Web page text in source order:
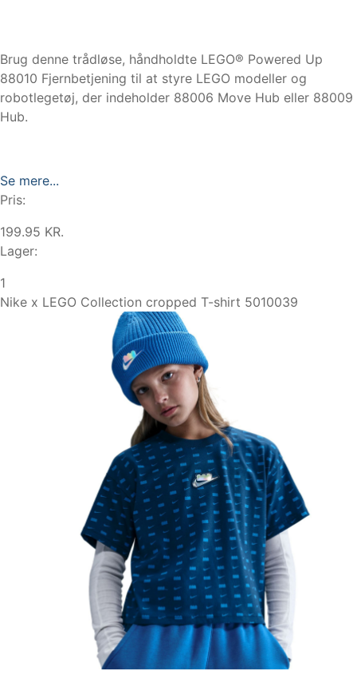
Brug denne trådløse, håndholdte LEGO® Powered Up
88010 Fjernbetjening til at styre LEGO modeller og
robotlegetøj, der indeholder 88006 Move Hub eller 88009
Hub.
Se mere...
Pris:
199.95 KR.
Lager:
1
Nike x LEGO Collection cropped T-shirt 5010039